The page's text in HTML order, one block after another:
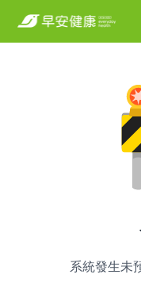
系統發生未